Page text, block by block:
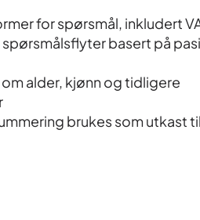
for spørsmål, inkludert
basert på
alder, kjønn og tidligere
brukes som utkast